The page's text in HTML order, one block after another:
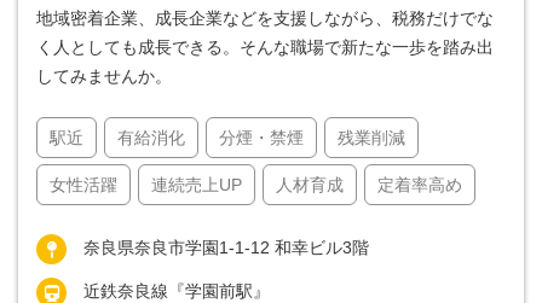
地域密着企業、成長企業などを支援しながら、税務だけでな
く人としても成長できる。そんな職場で新たな一歩を踏み出
してみませんか。
駅近 有給消化 分煙・禁煙 残業削減
女性活躍 連続売上UP 人材育成 定着率高め
奈良県奈良市学園1-1-12 和幸ビル3階
近鉄奈良線『学園前駅』